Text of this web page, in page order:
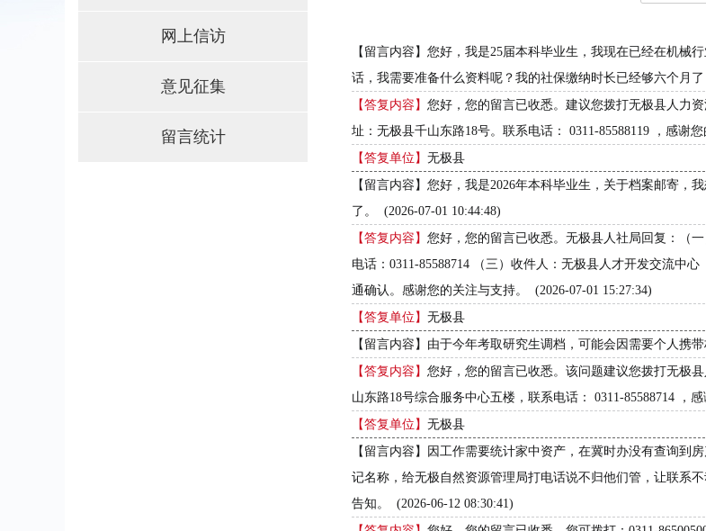
网上信访
意见征集
留言统计